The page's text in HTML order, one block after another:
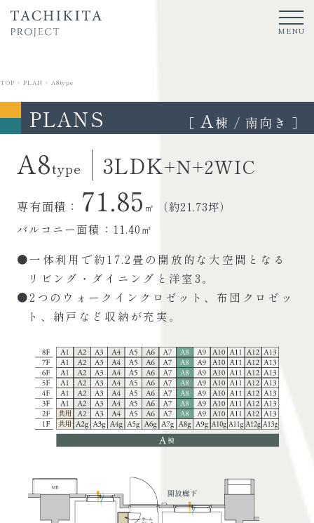
MENU
TOP
CONCEPT
POSITION 立地環境
アクセス
タチキタ
東大和
ロケーション
FAMILY子育ての魅力
子育て支援
子育ての魅力
RESIDENCEレジデンス
レジデンス
ゼッチ
MODELROOM モデルルーム
PLANS間取り
QUALITYクオリティ
BRANDブランド
現地案内図
物件概要
限定サイト
TOP > PLAN > A8type
PLANS ［ A棟 / 南向き ］
A8type 3LDK+N+2WIC
専有面積： 71.85 ㎡
（約21.73坪）
バルコニー面積：11.40㎡
●一体利用で約17.2畳の開放的な大空間となる
リビング・ダイニングと洋室3。
●2つのウォークインクロゼット、布団クロゼッ
ト、納戸など収納が充実。